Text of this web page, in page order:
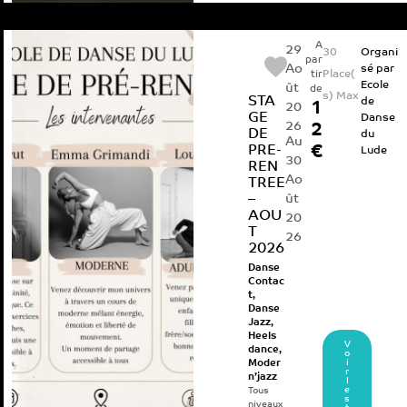
STA
GE
DE
PRE-
REN
TREE
–
AOU
2026
Danse
Contac
t,
Danse
Jazz,
Heels
dance,
Moder
n’jazz
Tous
niveaux
29
Ao
ût
20
26
Au
30
Ao
ût
20
26
A
par
tir
de
1
2
€
30
Place(
s) Max
V
o
i
r
e
s
Organi
sé par
Ecole
de
Danse
du
Lude